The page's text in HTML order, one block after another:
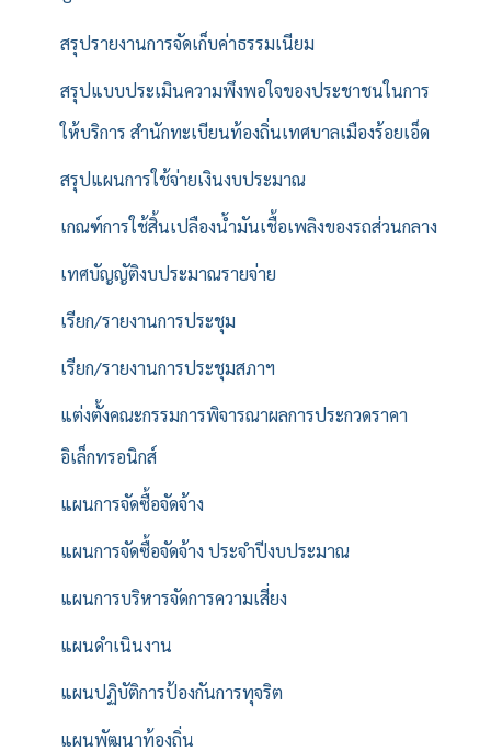
สรุปรายงานการจัดเก็บค่าธรรมเนียม
สรุปแบบประเมินความพึงพอใจของประชาชนในการ
ให้บริการ สำนักทะเบียนท้องถิ่นเทศบาลเมืองร้อยเอ็ด
สรุปแผนการใช้จ่ายเงินงบประมาณ
เกณฑ์การใช้สิ้นเปลืองน้ำมันเชื้อเพลิงของรถส่วนกลาง
เทศบัญญัติงบประมาณรายจ่าย
เรียก/รายงานการประชุม
เรียก/รายงานการประชุมสภาฯ
แต่งตั้งคณะกรรมการพิจารณาผลการประกวดราคา
อิเล็กทรอนิกส์
แผนการจัดซื้อจัดจ้าง
แผนการจัดซื้อจัดจ้าง ประจำปีงบประมาณ
แผนการบริหารจัดการความเสี่ยง
แผนดำเนินงาน
แผนปฏิบัติการป้องกันการทุจริต
แผนพัฒนาท้องถิ่น